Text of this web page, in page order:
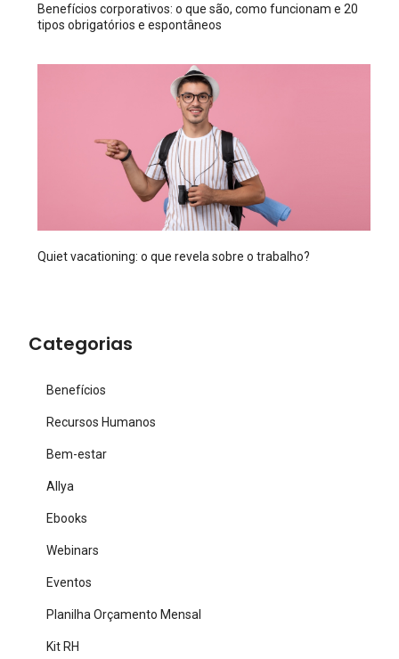
Benefícios corporativos: o que são, como funcionam e 20
tipos obrigatórios e espontâneos
Quiet vacationing: o que revela sobre o trabalho?
Categorias
Benefícios
Recursos Humanos
Bem-estar
Allya
Ebooks
Webinars
Eventos
Planilha Orçamento Mensal
Kit RH